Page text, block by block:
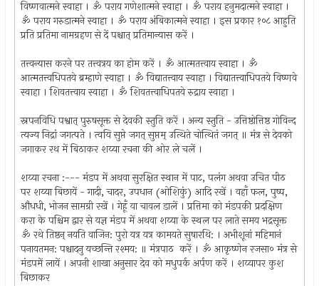
विष्णवात्मने स्वाहा । ॐ पराय गणेशात्मने स्वाहा । ॐ पराय हनुमदात्मने स्वाहा ।
ॐ पराय गरुडात्मने स्वाहा । ॐ पराय अंबिकात्मने स्वाहा । इस प्रकार १०८ आहुति
प्रति प्रतिमा नामग्रहण से दें पश्चात्‌ प्रतिमान्यास करें ।
तत्त्वन्यास करने पर तत्त्वत्रय का होम करें । ॐ आत्मतत्त्वाय स्वाहा । ॐ
आत्मतत्त्वधिपतये ब्रम्हाणे स्वाहा । ॐ विद्यातत्त्वाय स्वाहा । विद्यातत्त्वाधिपतये विष्णवे
स्वाहा । शिवतत्त्वाय स्वाहा । ॐ शिवतत्त्वाधिपतये रुद्राय स्वाहा ।
स्नपनविधि पश्वात्‌ पुरुषसूक्त से देवकी स्तुति करें । अन्य स्तुति - उत्तिष्ठोत्तिष्ठ गोविन्द
त्यज्य निद्रां जगत्पते । त्वयि सुप्ते जगत्‌ सुप्तम्‌ उत्थिते चोत्थितं जगत् ॥ मंत्र से देवको
जगाकर रथ में बिठाकर शय्या रचना की ओर ले चलें ।
शय्या रचना :--- मंडप में अथवा सुरक्षित स्थान में पाट, पलंग अथवा उचित पीठ
पर शय्या बिछायें - गादी, चादर, उपधान (ओशिकुं) आदि रखें । वहाँ फल, पुष्प,
औधधी, भोजन सामग्री रखें । गेहूँ या चावल डालें । प्रत्तिमा को मंडपकी प्रदक्षिण
करा के पश्चिम द्वार से यज्ञ मंडप में अथवा शय्या के स्थल पर लाते समय भद्रसूक्त
ॐ रथे तिष्ठन्‌ नयति वाजिन: पुरो यत्र यत्र कामयते सुषारथि: । अभीशूनां महिमानं
पनायतमन: पश्चादनु यच्छन्ति रश्मय: ॥ मंत्रपाठ करें । ॐ आकृष्णेन रजसा० मंत्र से
मंडपमें लायें । अपनी शाखा अनुसार देव को मधुपर्क अर्पण करें । शय्यापर कुश
बिछाकर